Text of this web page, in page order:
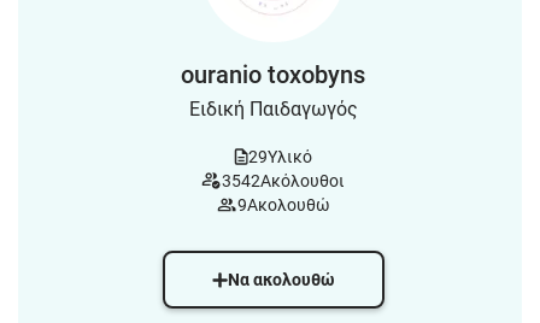
ouranio toxobyns
Ειδική Παιδαγωγός
29Υλικό
3542Ακόλουθοι
9Ακολουθώ
Να ακολουθώ